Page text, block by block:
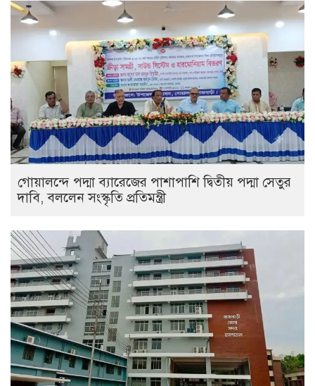
গোয়ালন্দে পদ্মা ব্যারেজের পাশাপাশি দ্বিতীয় পদ্মা সেতুর
দাবি, বললেন সংস্কৃতি প্রতিমন্ত্রী